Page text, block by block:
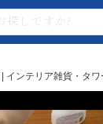
インテリア雑貨・タ